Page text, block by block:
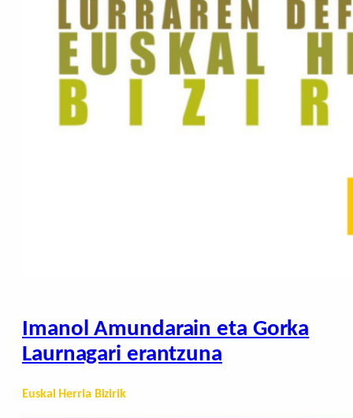
Imanol Amundarain eta Gorka
Laurnagari erantzuna
Euskal Herria Bizirik